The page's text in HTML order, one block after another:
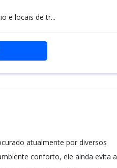
e locais de tr...
atualmente por diversos
conforto, ele ainda evita a